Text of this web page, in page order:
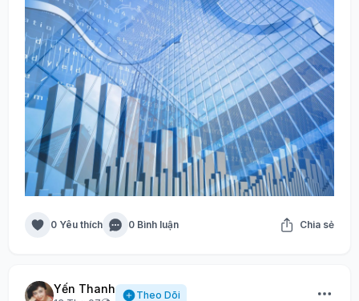
0 Yêu thích 0 Bình luận Chia sẻ
Yến Thanh Theo Dõi